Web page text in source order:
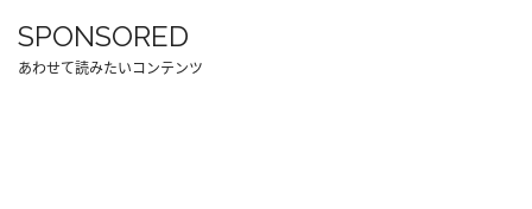
SPONSORED
あわせて読みたいコンテンツ